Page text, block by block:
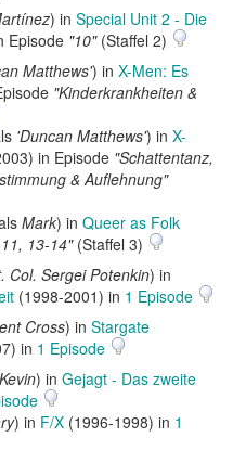
) in Special Unit 2 - Die
Episode "10"(Staffel 2)
Matthews') in X-Men: Es
"Kinderkrankheiten &
'Duncan Matthews') in X-
in Episode "Schattentanz,
& Auflehnung"
Mark) in Queer as Folk
13-14"(Staffel 3)
Col. Sergei Potenkin) in
(1998-2001) in 1 Episode
Cross) in Stargate
in 1 Episode
Kevin) in Gejagt - Das zweite
) in F/X (1996-1998) in 1